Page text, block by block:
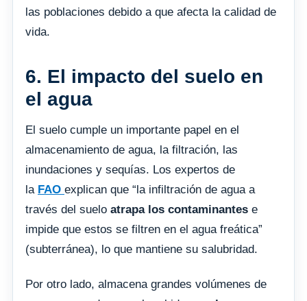
las poblaciones debido a que afecta la calidad de
vida.
6. El impacto del suelo en
el agua
El suelo cumple un importante papel en el
almacenamiento de agua, la filtración, las
inundaciones y sequías. Los expertos de
la FAO explican que “la infiltración de agua a
través del suelo atrapa los contaminantes e
impide que estos se filtren en el agua freática”
(subterránea), lo que mantiene su salubridad.
Por otro lado, almacena grandes volúmenes de